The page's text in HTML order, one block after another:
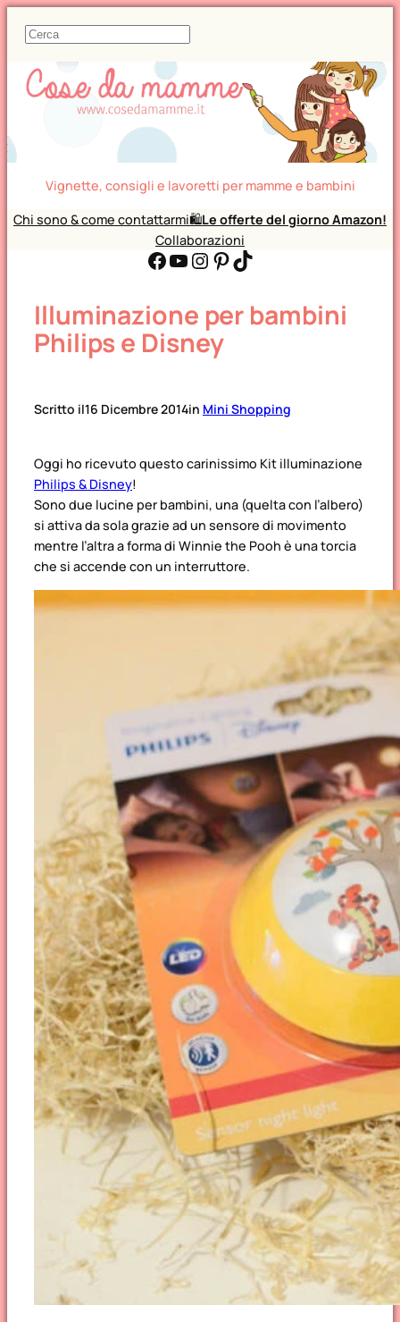
C
r
c
Vignette, consigli e lavoretti per mamme e bambini
Chi sono & come contattarmi🛍️Le offerte del giorno Amazon!
Collaborazioni
Facebook YouTube Instagram Pinterest TikTok
Illuminazione per bambini
Philips e Disney
Scritto il16 Dicembre 2014in Mini Shopping
Oggi ho ricevuto questo carinissimo Kit illuminazione
Philips & Disney!
Sono due lucine per bambini, una (quelta con l’albero)
si attiva da sola grazie ad un sensore di movimento
mentre l’altra a forma di Winnie the Pooh è una torcia
che si accende con un interruttore.